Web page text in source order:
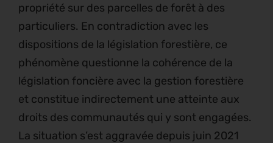
propriété sur des parcelles de forêt à des
particuliers. En contradiction avec les
dispositions de la législation forestière, ce
phénomène questionne la cohérence de la
législation foncière avec la gestion forestière
et constitue indirectement une atteinte aux
droits des communautés qui y sont engagées.
La situation s’est aggravée depuis juin 2021